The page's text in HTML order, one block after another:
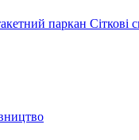
паркан Сіткові